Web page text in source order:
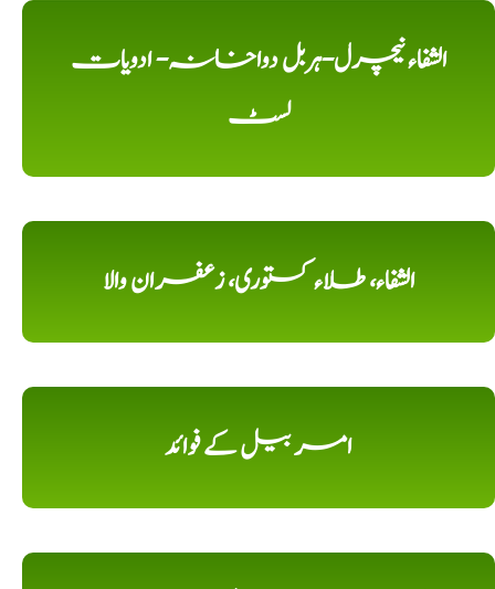
الشفاء نیچرل-ہربل دواخانہ- ادویات
لسٹ
الشفاء، طلاء کستوری، زعفران والا
امر بیل کے فوائد